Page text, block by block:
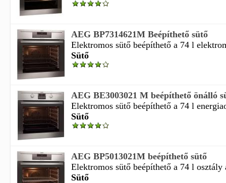
AEG BP7314621M Beépíthető sütő
Elektromos sütő beépíthető a 74 l
Sütő
AEG BE3003021 M beépíthető önálló
Elektromos sütő beépíthető a 74 l
Sütő
AEG BP5013021M beépíthető sütő
Elektromos sütő beépíthető a 74 l osztály
Sütő